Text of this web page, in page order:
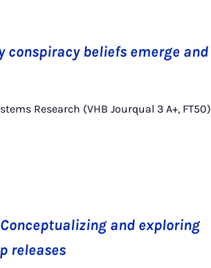
conspiracy beliefs emerge and
Research (VHB Jourqual 3 A+, FT50)
and exploring
releases